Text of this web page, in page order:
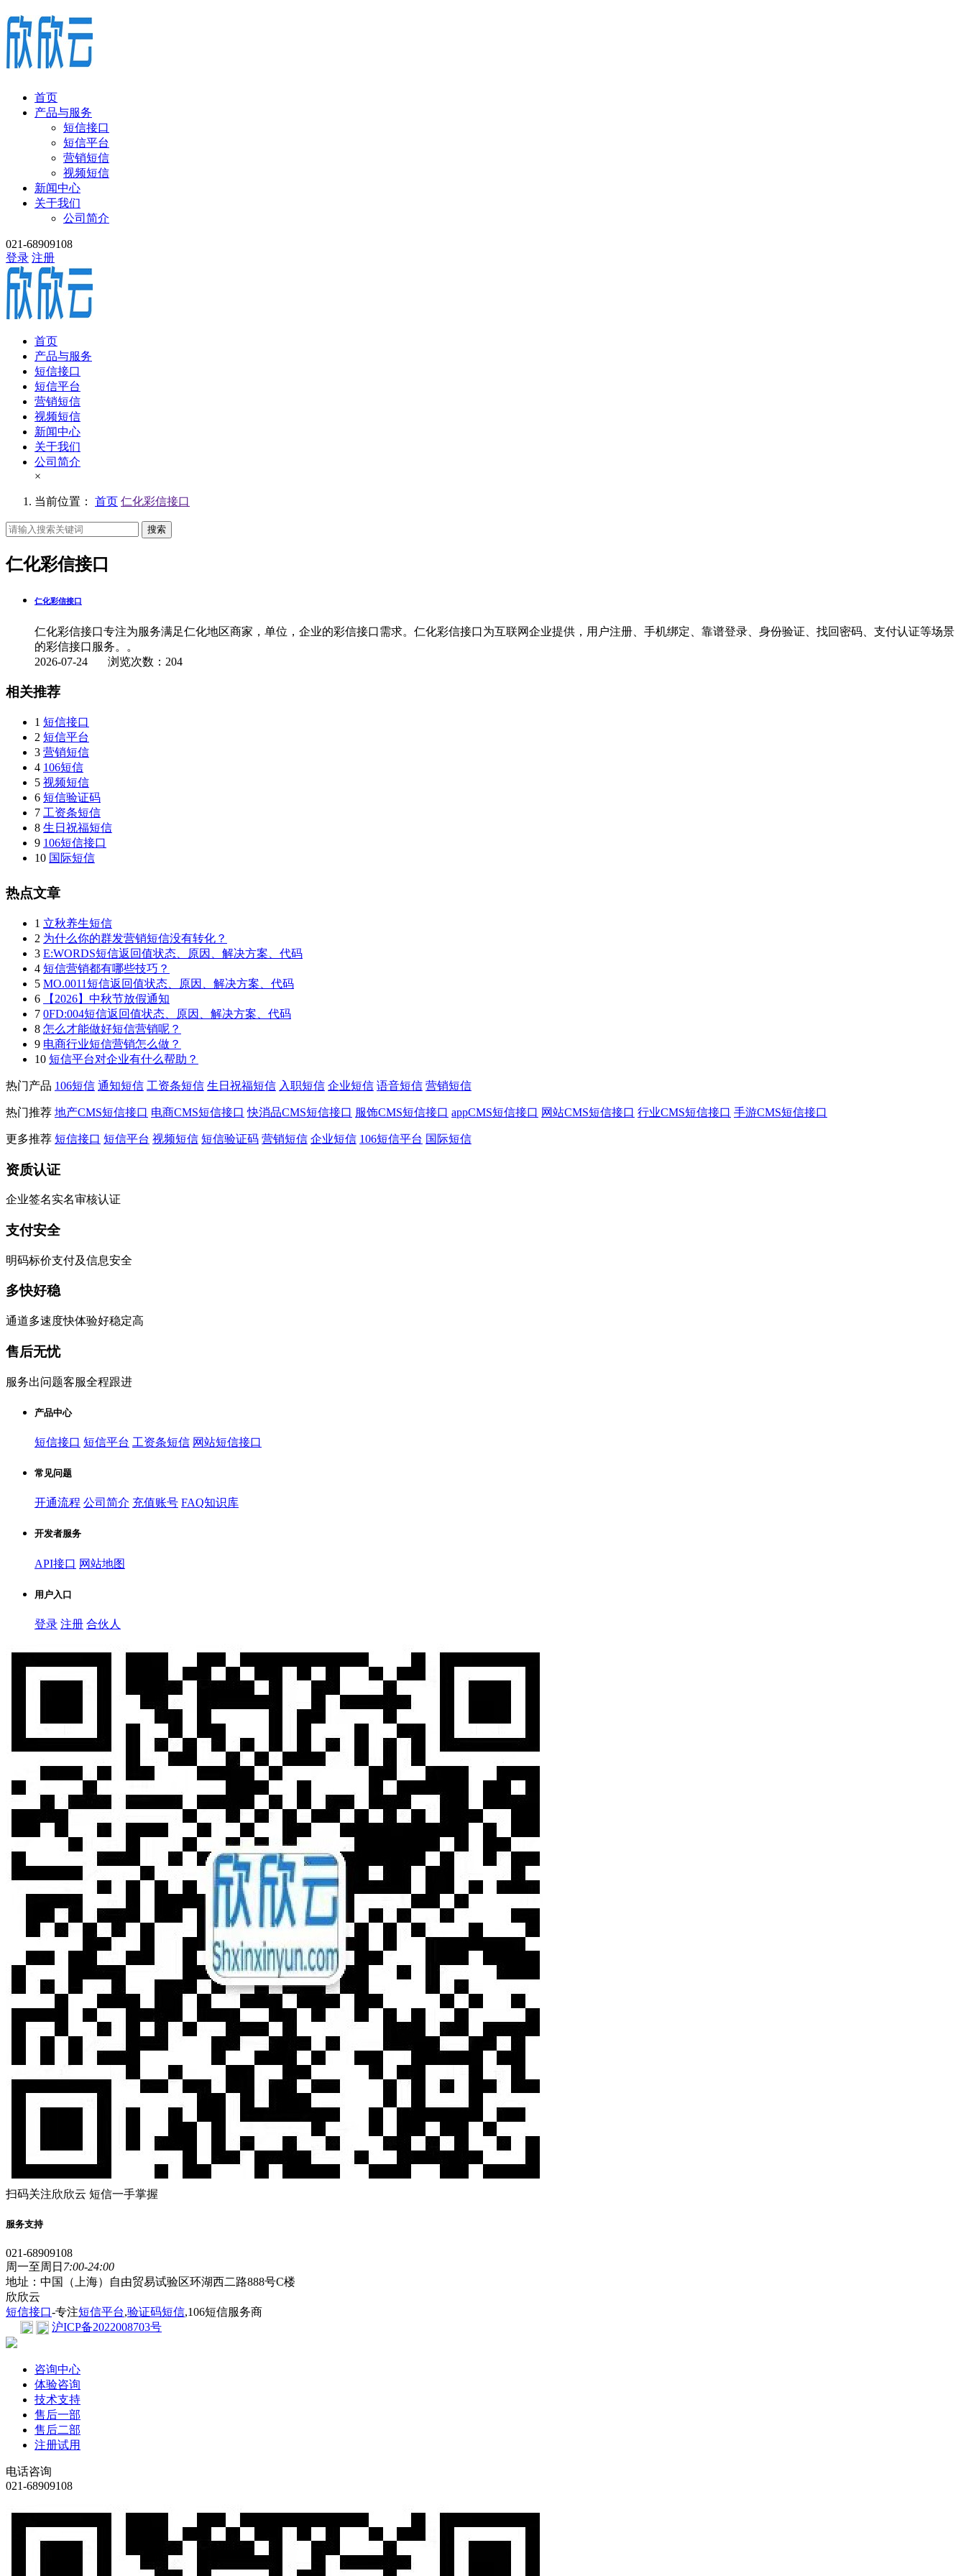
首页
产品与服务
短信接口
短信平台
营销短信
视频短信
新闻中心
关于我们
公司简介
021-68909108
登录 注册
首页
产品与服务
短信接口
短信平台
营销短信
视频短信
新闻中心
关于我们
公司简介
×
当前位置： 首页 仁化彩信接口
搜索
仁化彩信接口
仁化彩信接口
仁化彩信接口专注为服务满足仁化地区商家，单位，企业的彩信接口需求。仁化彩信接口为互联网企业提供，用户注册、手机绑定、靠谱登录、身份验证、找回密码、支付认证等场景
的彩信接口服务。。
2026-07-24 浏览次数：204
相关推荐
1 短信接口
2 短信平台
3 营销短信
4 106短信
5 视频短信
6 短信验证码
7 工资条短信
8 生日祝福短信
9 106短信接口
10 国际短信
热点文章
1 立秋养生短信
2 为什么你的群发营销短信没有转化？
3 E:WORDS短信返回值状态、原因、解决方案、代码
4 短信营销都有哪些技巧？
5 MO.0011短信返回值状态、原因、解决方案、代码
6
【2026】中秋节放假通知
7 0FD:004短信返回值状态、原因、解决方案、代码
8 怎么才能做好短信营销呢？
9 电商行业短信营销怎么做？
10 短信平台对企业有什么帮助？
热门产品 106短信 通知短信 工资条短信 生日祝福短信 入职短信 企业短信 语音短信 营销短信
热门推荐 地产CMS短信接口 电商CMS短信接口 快消品CMS短信接口 服饰CMS短信接口 appCMS短信接口 网站CMS短信接口 行业CMS短信接口 手游CMS短信接口
更多推荐 短信接口 短信平台 视频短信 短信验证码 营销短信 企业短信 106短信平台 国际短信
资质认证
企业签名实名审核认证
支付安全
明码标价支付及信息安全
多快好稳
通道多速度快体验好稳定高
售后无忧
服务出问题客服全程跟进
产品中心
短信接口 短信平台 工资条短信 网站短信接口
常见问题
开通流程 公司简介 充值账号 FAQ知识库
开发者服务
API接口 网站地图
用户入口
登录 注册 合伙人
扫码关注欣欣云 短信一手掌握
服务支持
021-68909108
周一至周日 7:00-24:00
地址：中国（上海）自由贸易试验区环湖西二路888号C楼
欣欣云
短信接口-专注短信平台,验证码短信,106短信服务商
沪ICP备2022008703号
咨询中心
体验咨询
技术支持
售后一部
售后二部
注册试用
电话咨询
021-68909108